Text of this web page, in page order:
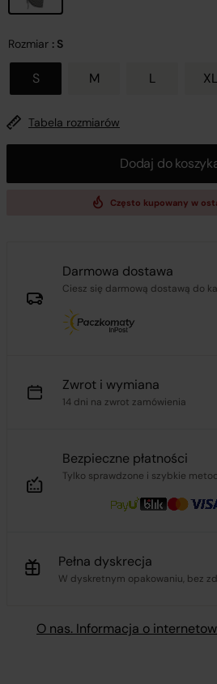
Rozmiar : S
S M L XL
Tabela rozmiarów
Dodaj do
Często kupowany w
Darmowa dostawa
Ciesz się darmową dostawą do
Zwrot i wymiana
14 dni na zwrot zamówienia
Bezpieczne płatności
Tylko sprawdzone i szybkie
Pełna dyskrecja
W dyskretnym opakowaniu, bez
O nas. Informacja o